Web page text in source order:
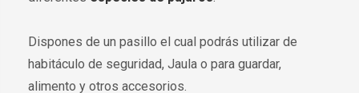
Dispones de un pasillo el cual podrás utilizar de
habitáculo de seguridad, Jaula o para guardar,
alimento y otros accesorios.